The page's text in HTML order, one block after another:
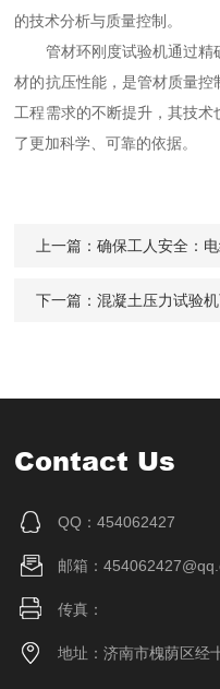
的技术分析与质量控制。
管材环刚度试验机通过精
材的抗压性能，是管材质量
工程需求的不断提升，其技
了更加科学、可靠的依据。
上一篇：确保工人安全：
下一篇：混凝土压力试验机
Contact Us
QQ：454062427
邮箱：
传真：
地址：济南市槐荫区经